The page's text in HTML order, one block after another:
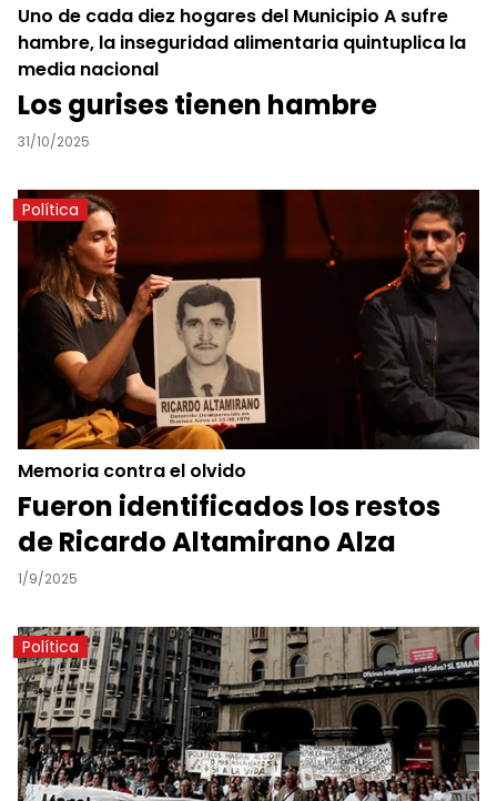
Uno de cada diez hogares del Municipio A sufre
hambre, la inseguridad alimentaria quintuplica la
media nacional
Los gurises tienen hambre
31/10/2025
Política
Memoria contra el olvido
Fueron identificados los restos
de Ricardo Altamirano Alza
1/9/2025
Política